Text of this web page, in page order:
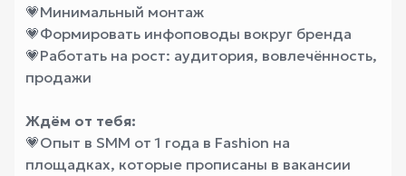
💗Минимальный монтаж
💗Формировать инфоповоды вокруг бренда
💗Работать на рост: аудитория, вовлечённость,
продажи
Ждём от тебя:
💗Опыт в SMM от 1 года в Fashion на
площадках, которые прописаны в вакансии